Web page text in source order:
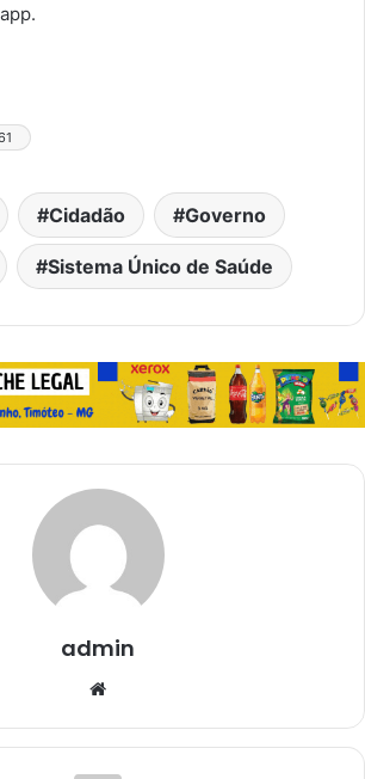
Cidadão Governo
Sistema Único de Saúde
admin